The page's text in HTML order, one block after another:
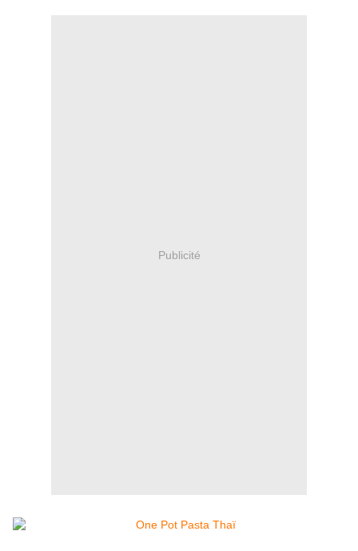
Publicité